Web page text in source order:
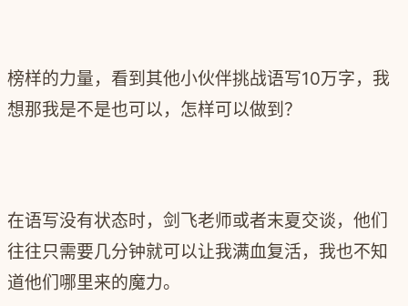
榜样的力量，看到其他小伙伴挑战语写10万字，我
想那我是不是也可以，怎样可以做到？
在语写没有状态时，剑飞老师或者末夏交谈，他们
往往只需要几分钟就可以让我满血复活，我也不知
道他们哪里来的魔力。